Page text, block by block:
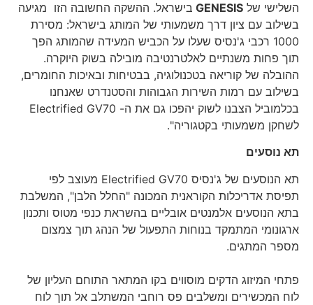
השלישי של GENESIS בישראל. ההשקה החשובה הזו מגיעה
בשילוב עם ציון דרך משמעותי של המותג בישראל: מסירת
1000 רכבי ג'נסיס שעלו על הכביש המעידה שהמותג הפך
תוך פחות משנתיים לאלטרנטיבה מובילה בשוק היוקרה.
ההובלה של קוריאה בטכנולוגיה, בבטיחות ובאיכות החומרים,
בשילוב עם רמות השירות הגבוהות והסטנדרט שאנחנו
בכלמוביל הצבנו לשוק יהפכו גם את ה- Electrified GV70
לשחקן משמעותי בקטגוריה".
תא נוסעים
תא הנוסעים של ג'נסיס Electrified GV70 מעוצב לפי
תפיסת אדריכלות הקוראנית המכונה "החלל הלבן", המשלבת
בתא הנוסעים אלמנטים אובליים בהשראת כנפי מטוס ותכנון
ארגונומי המתמקד בנוחות התפעול של הנהג תוך צמצום
מספר המתגים.
פתחי המיזוג הדקים מוסווים בקו המתאר התוחם העליון של
לוח המכשירים ומשלבים פס רוחבי המשתלב אל תוך לוח